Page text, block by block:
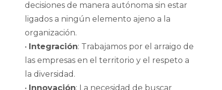
decisiones de manera autónoma sin estar
ligados a ningún elemento ajeno a la
organización.
• Integración: Trabajamos por el arraigo de
las empresas en el territorio y el respeto a
la diversidad.
• Innovación: La necesidad de buscar